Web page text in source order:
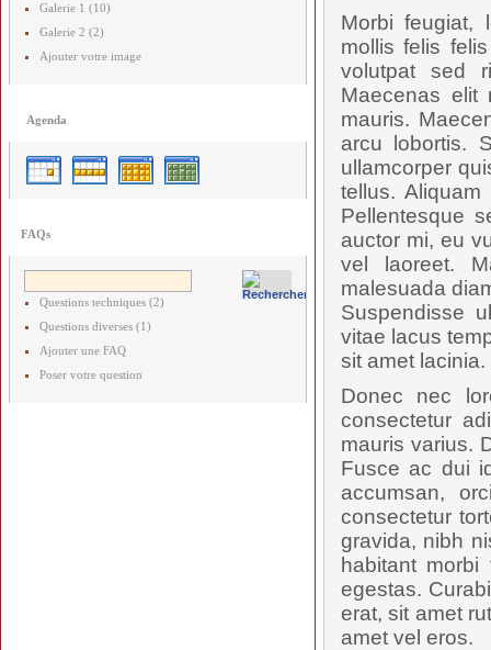
Galerie 1 (10)
Galerie 2 (2)
Ajouter votre image
Agenda
FAQs
Questions techniques (2)
Questions diverses (1)
Ajouter une FAQ
Poser votre question
Morbi feugiat,
mollis felis
volutpat sed
Maecenas elit
mauris.
arcu lobortis.
ullamcorper
tellus.
Pellentesque
auctor mi, eu
vel laoreet.
malesuada
Suspendisse
vitae lacus
sit amet lacinia.
Donec nec
consectetur
mauris varius.
Fusce ac dui
accumsan,
consectetur
gravida, nibh
habitant
egestas.
erat, sit amet
amet vel eros.